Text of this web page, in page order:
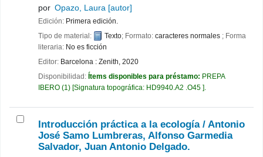
por Opazo, Laura [autor]
Edición: Primera edición.
Tipo de material:
Texto; Formato: caracteres normales ; Forma
literaria: No es ficción
Editor: Barcelona : Zenith, 2020
Disponibilidad: Ítems disponibles para préstamo: PREPA
IBERO (1) Signatura topográfica: HD9940.A2 .O45 .
Introducción práctica a la ecología / Antonio
José Samo Lumbreras, Alfonso Garmedia
Salvador, Juan Antonio Delgado.